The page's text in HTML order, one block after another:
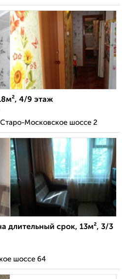
4/9 этаж
Московское шоссе 2
длительный срок, 13м², 3/3
шоссе 64